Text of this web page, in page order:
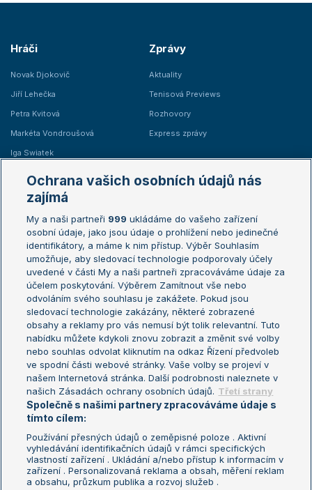
Hráči
Novak Djokovič
Jiří Lehečka
Petra Kvitová
Markéta Vondroušová
Iga Swiatek
Zprávy
Aktuality
Tenisová Previews
Rozhovory
Express zprávy
Žebříčky
Žebříček ATP (muži)
Žebříček WTA (ženy)
Sázkařský žebříček
Australian Open
French Open
Wimbledon
US Open
Turnaj mistrů
Turnaj mistryň
Aktualní trendy
Fotbalové přestupy
Livesport Daily
LS Prague Open
Podmínky užití
Nastavení soukromí
GDPR a žurnalistika
Reklama
Informace o zpracování osobních
Ochrana vašich osobních údajů nás
zajímá
My a naši partneři 999 ukládáme do vašeho zařízení
osobní údaje, jako jsou údaje o prohlížení nebo jedinečné
identifikátory, a máme k nim přístup. Výběr Souhlasím
umožňuje, aby sledovací technologie podporovaly účely
uvedené v části My a naši partneři zpracováváme údaje za
účelem poskytování. Výběrem Zamítnout vše nebo
odvoláním svého souhlasu je zakážete. Pokud jsou
sledovací technologie zakázány, některé zobrazené
obsahy a reklamy pro vás nemusí být tolik relevantní. Tuto
nabídku můžete kdykoli znovu zobrazit a změnit své volby
nebo souhlas odvolat kliknutím na odkaz Řízení předvoleb
ve spodní části webové stránky. Vaše volby se projeví v
našem Internetová stránka. Další podrobnosti naleznete v
našich Zásadách ochrany osobních údajů. Třetí strany
Společně s našimi partnery zpracováváme údaje s
tímto cílem:
Používání přesných údajů o zeměpisné poloze . Aktivní
vyhledávání identifikačních údajů v rámci specifických
vlastností zařízení . Ukládání a/nebo přístup k informacím v
zařízení . Personalizovaná reklama a obsah, měření reklam
a obsahu, průzkum publika a rozvoj služeb .